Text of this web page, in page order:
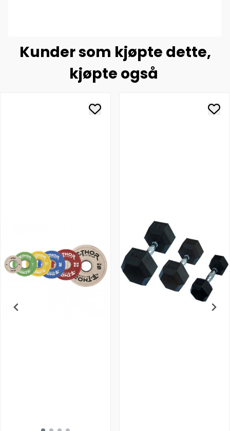
Kunder som kjøpte dette,
kjøpte også